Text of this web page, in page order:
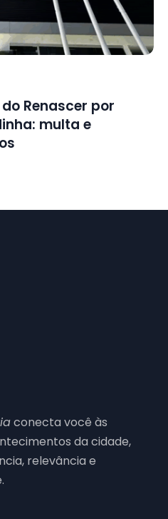
Renascer por
multa e
conecta você às
da cidade,
relevância e